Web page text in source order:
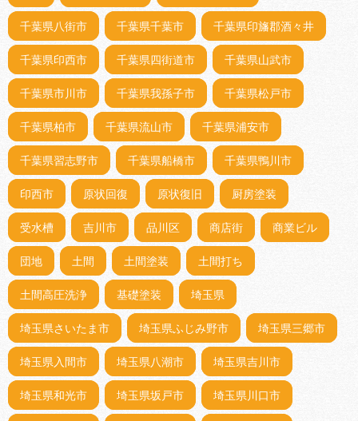
千葉県八街市 千葉県千葉市 千葉県印旛郡酒々井
千葉県印西市 千葉県四街道市 千葉県山武市
千葉県市川市 千葉県我孫子市 千葉県松戸市
千葉県柏市 千葉県流山市 千葉県浦安市
千葉県習志野市 千葉県船橋市 千葉県鴨川市
印西市 原状回復 原状復旧 厨房塗装
受水槽 吉川市 品川区 商店街 商業ビル
団地 土間 土間塗装 土間打ち
土間高圧洗浄 基礎塗装 埼玉県
埼玉県さいたま市 埼玉県ふじみ野市 埼玉県三郷市
埼玉県入間市 埼玉県八潮市 埼玉県吉川市
埼玉県和光市 埼玉県坂戸市 埼玉県川口市